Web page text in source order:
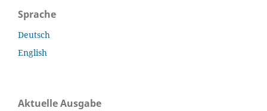
Sprache
Deutsch
English
Aktuelle Ausgabe